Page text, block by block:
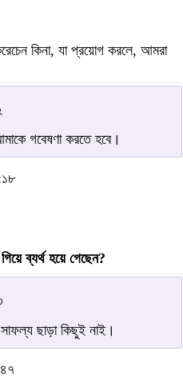
কিনা, যা প্রয়োগ করলে, আমরা
গবেষণা করতে হবে।
ব্যর্থ হয়ে গেছেন?
ছাড়া কিছুই নাই।